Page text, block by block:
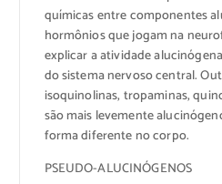
químicas entre componentes
hormônios que jogam na
explicar a atividade
do sistema nervoso central.
isoquinolinas, tropaminas,
são mais levemente
forma diferente no corpo.
PSEUDO-ALUCINÓGENOS